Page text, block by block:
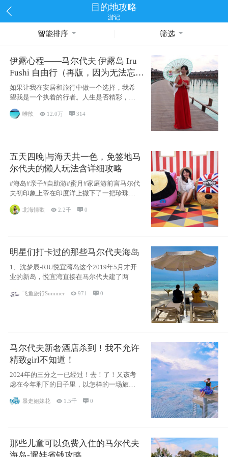
目的地攻略
游记
智能排序 筛选
伊露心程——马尔代夫 伊露岛 Iru
Fushi 自由行（再版，因为无法忘却
的留恋）
如果让我在安居和旅行中做一个选择，我希
望我是一个执着的行者。人生是否精彩，都
源于自己
唯歆  12.0万  314
五天四晚|与海天共一色，免签地马
尔代夫的懒人玩法含详细攻略
#海岛#亲子#自助游#蜜月#家庭游前言马尔代
夫初印象上帝在印度洋上撒下了一把珍珠，
北海情歌 2.2千 0
明星们打卡过的那些马尔代夫海岛
1、沈梦辰-RIU悦宜湾岛这个2019年5月才开
业的新岛，悦宜湾直接在马尔代夫建了两
飞鱼旅行Summer 971 0
马尔代夫新奢酒店杀到！我不允许
精致girl不知道！
2024年的三分之一已经过！去！了！又该考
虑在今年剩下的日子里，以怎样的一场旅行
暴走姐妹花  1.5千 0
那些儿童可以免费入住的马尔代夫